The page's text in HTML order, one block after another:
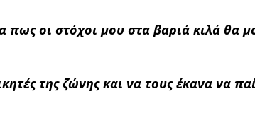
πως οι στόχοι μου στα βαριά κιλά θα
της ζώνης και να τους έκανα να